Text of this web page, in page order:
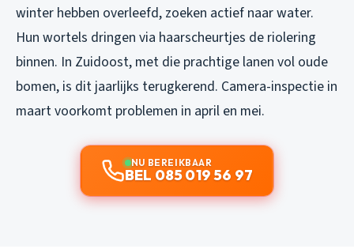
winter hebben overleefd, zoeken actief naar water.
Hun wortels dringen via haarscheurtjes de riolering
binnen. In Zuidoost, met die prachtige lanen vol oude
bomen, is dit jaarlijks terugkerend. Camera-inspectie in
maart voorkomt problemen in april en mei.
NU BEREIKBAAR
BEL 085 019 56 97